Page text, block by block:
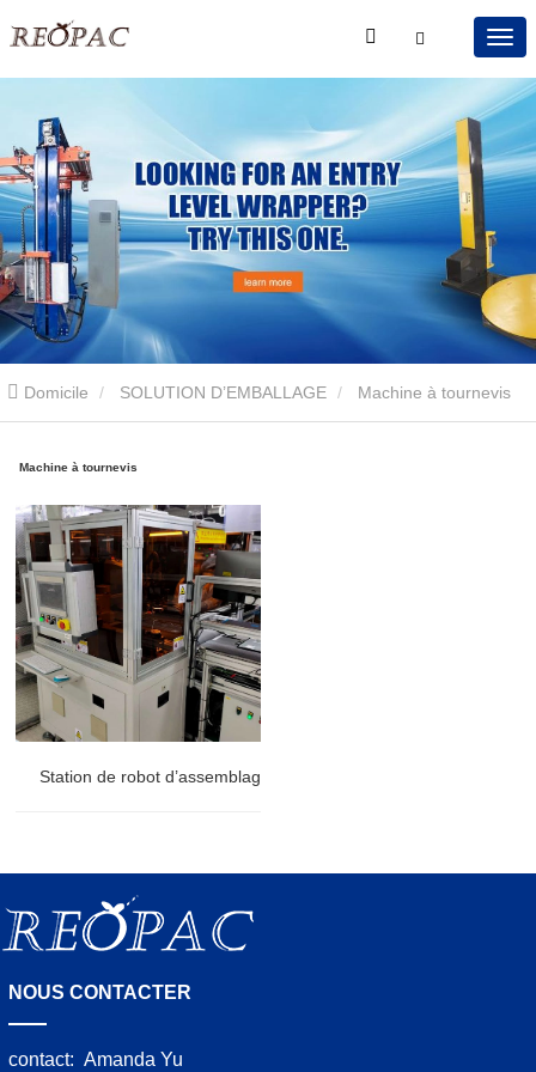
Domicile SOLUTION D’EMBALLAGE Machine à tournevis
Machine à tournevis
Station de robot d’assemblage de panneau arrière de téléviseur
NOUS CONTACTER
contact: Amanda Yu